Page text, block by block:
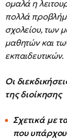
ομαλά η
πολλά
σχολείου, των
μαθητών και
εκπαιδευτικών.
Οι
της διοίκησης
Σχετικά με
που